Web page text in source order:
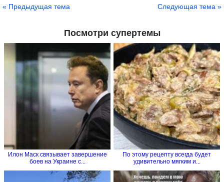
« Предыдущая тема Следующая тема »
Посмотри супертемы
Илон Маск связывает завершение
боев на Украине с...
По этому рецепту всегда будет
удивительно мягким и...